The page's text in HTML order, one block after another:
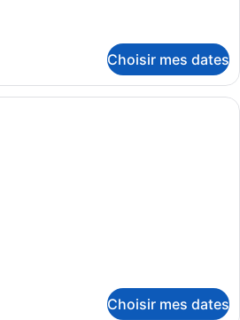
Choisir mes dates
Une cuisine compacte avec des
Choisir mes dates